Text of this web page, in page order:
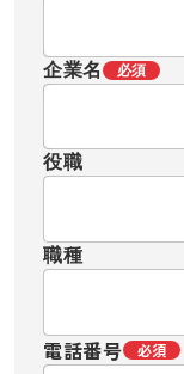
企業名 必須
役職
職種
電話番号 必須